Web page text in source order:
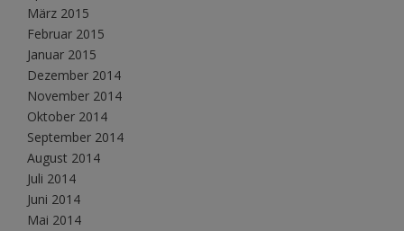
März 2015
Februar 2015
Januar 2015
Dezember 2014
November 2014
Oktober 2014
September 2014
August 2014
Juli 2014
Juni 2014
Mai 2014